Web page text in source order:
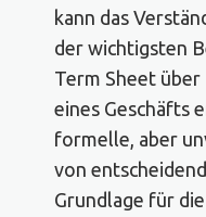
kann das
der wichtigsten
Term Sheet
eines Geschäfts
formelle, aber
von
Grundlage für